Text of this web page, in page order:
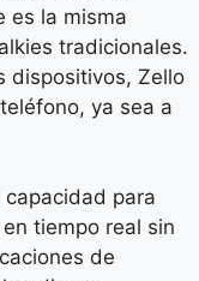
es la misma
tradicionales.
dispositivos, Zello
ya sea a
para
tiempo real sin
de